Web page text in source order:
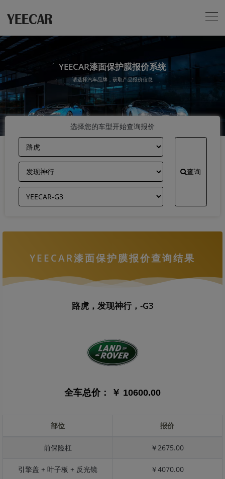
YEECAR漆面保护膜报价系统
请选择汽车品牌，获取产品报价信息
选择您的车型开始查询报价
查询
YEECAR漆面保护膜报价查询结果
路虎，发现神行，-G3
全车总价： ￥ 10600.00
部位 报价
前保险杠 ￥2675.00
引擎盖 + 叶子板 + 反光镜 ￥4070.00